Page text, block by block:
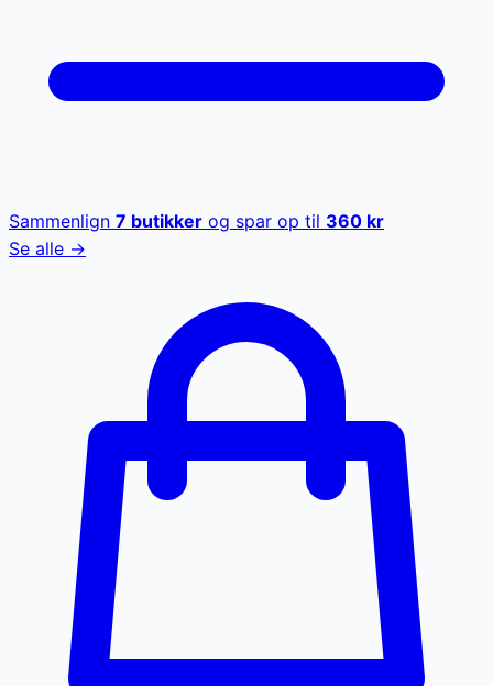
Sammenlign 7 butikker og spar op til 360 kr
Se alle →